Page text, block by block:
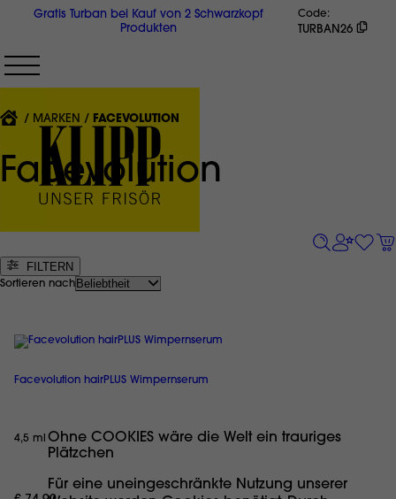
Gratis Turban bei Kauf von 2 Schwarzkopf
Produkten
Code
TURBAN26
MARKEN {'CURRENT'|T}:
FACEVOLUTION
Facevolution
FILTERN
Sortieren nach
Facevolution hairPLUS Wimpernserum
4,5 ml Ohne COOKIES wäre die Welt ein trauriges
Plätzchen
Für eine uneingeschränkte Nutzung unserer